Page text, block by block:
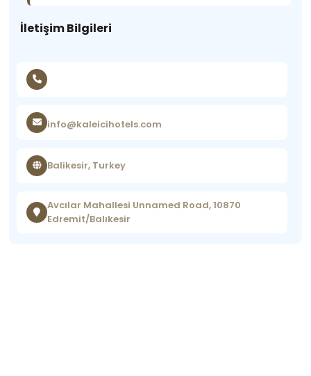
İletişim Bilgileri
info@kaleicihotels.com
Balikesir, Turkey
Avcılar Mahallesi Unnamed Road, 10870
Edremit/Balıkesir